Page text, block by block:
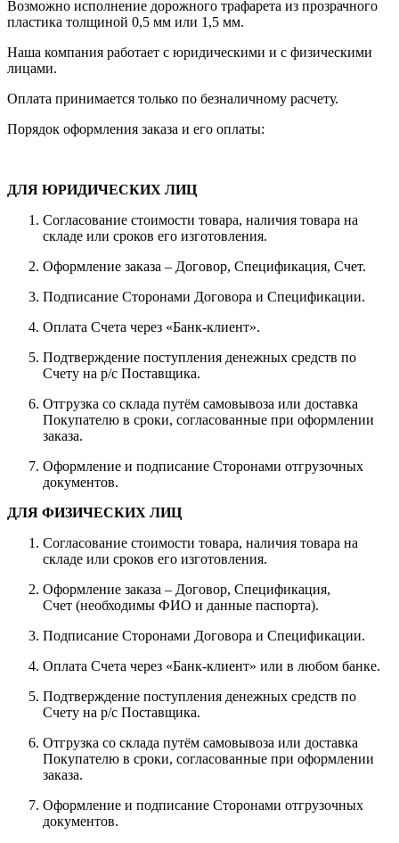
Возможно исполнение дорожного трафарета из прозрачного
пластика толщиной 0,5 мм или 1,5 мм.
Наша компания работает с юридическими и с физическими
лицами.
Оплата принимается только по безналичному расчету.
Порядок оформления заказа и его оплаты:
ДЛЯ ЮРИДИЧЕСКИХ ЛИЦ
Согласование стоимости товара, наличия товара на
складе или сроков его изготовления.
Оформление заказа – Договор, Спецификация, Счет.
Подписание Сторонами Договора и Спецификации.
Оплата Счета через «Банк-клиент».
Подтверждение поступления денежных средств по
Счету на р/с Поставщика.
Отгрузка со склада путём самовывоза или доставка
Покупателю в сроки, согласованные при оформлении
заказа.
Оформление и подписание Сторонами отгрузочных
документов.
ДЛЯ ФИЗИЧЕСКИХ ЛИЦ
Согласование стоимости товара, наличия товара на
складе или сроков его изготовления.
Оформление заказа – Договор, Спецификация,
Счет (необходимы ФИО и данные паспорта).
Подписание Сторонами Договора и Спецификации.
Оплата Счета через «Банк-клиент» или в любом банке.
Подтверждение поступления денежных средств по
Счету на р/с Поставщика.
Отгрузка со склада путём самовывоза или доставка
Покупателю в сроки, согласованные при оформлении
заказа.
Оформление и подписание Сторонами отгрузочных
документов.